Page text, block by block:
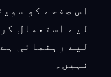
اس صفحے کو
لیے استعمال
لیے رہنمائی
نہیں۔